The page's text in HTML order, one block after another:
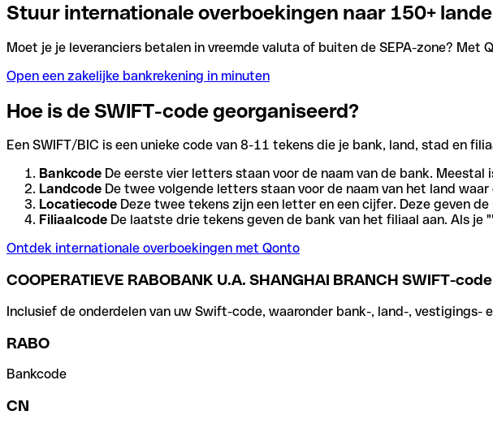
Stuur internationale overboekingen naar 150+
Moet je je leveranciers betalen in vreemde valuta of buiten de SEPA-zone?
Open een zakelijke bankrekening in minuten
Hoe is de SWIFT-code georganiseerd?
Een SWIFT/BIC is een unieke code van 8-11 tekens die je bank, land, stad en
Bankcode De eerste vier letters staan voor de naam van de bank. Meestal
Landcode De twee volgende letters staan voor de naam van het land
Locatiecode Deze twee tekens zijn een letter en een cijfer. Deze geven
Filiaalcode De laatste drie tekens geven de bank van het filiaal aan. Als
Ontdek internationale overboekingen met Qonto
COOPERATIEVE RABOBANK U.A. SHANGHAI BRANCH SWIFT-code
Inclusief de onderdelen van uw Swift-code, waaronder bank-, land-, vestigings-
RABO
Bankcode
CN